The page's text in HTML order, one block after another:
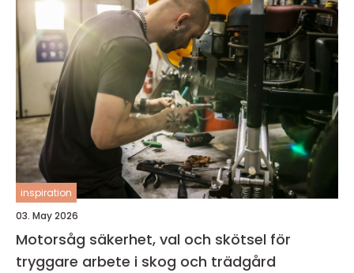
inspiration
03. May 2026
Motorsåg säkerhet, val och skötsel för
tryggare arbete i skog och trädgård